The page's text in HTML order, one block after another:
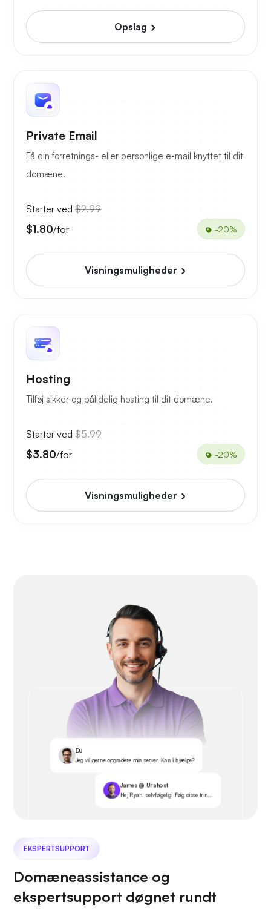
Opslag
Private Email
Få din forretnings- eller personlige e-mail knyttet til dit
domæne.
Starter ved $2.99
$1.80/for -20%
Visningsmuligheder
Hosting
Tilføj sikker og pålidelig hosting til dit domæne.
Starter ved $5.99
$3.80/for -20%
Visningsmuligheder
Du
Jeg vil gerne opgradere min server. Kan I hjælpe?
James @ Ultahost
Hej Ryan, selvfølgelig! Følg disse trin...
EKSPERTSUPPORT
Domæneassistance og
ekspertsupport døgnet rundt